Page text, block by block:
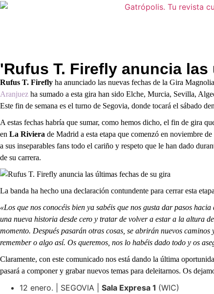
'Rufus T. Firefly anuncia
Rufus T. Firefly ha anunciado las nuevas fechas de la Gira
Aranjuez ha sumado a esta gira han sido Elche, Murcia, Sevilla,
Este fin de semana es el turno de Segovia, donde tocará el sábado
A estas fechas habría que sumar, como hemos dicho, el fin de gira
en La Riviera de Madrid a esta etapa que comenzó en noviembre
a sus inseparables fans todo el cariño y respeto que le han dado
de su carrera.
La banda ha hecho una declaración contundente para cerrar esta
«Los que nos conocéis bien ya sabéis que nos gusta dar pasos
una nueva historia desde cero y tratar de volver a estar a la altura
momento. Después pasarán otras cosas, se abrirán nuevos
remember o algo así. Os queremos, nos lo habéis dado todo y os
Claramente, con este comunicado nos está dando la última
pasará a componer y grabar nuevos temas para deleitarnos. Os
12 enero. | SEGOVIA | Sala Expresa 1 (WIC)